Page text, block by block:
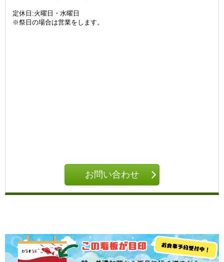
定休日:火曜日・水曜日
※祭日の場合は営業をします。
お問い合わせ